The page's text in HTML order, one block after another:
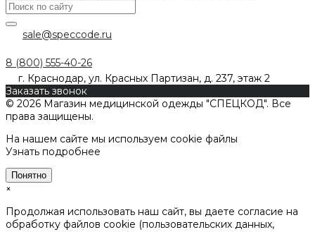
sale@speccode.ru
8 (800) 555-40-26
г. Краснодар, ул. Красных Партизан, д. 237, этаж 2
Заказать звонок
© 2026 Магазин медицинской одежды "СПЕЦКОД". Все
права защищены.
На нашем сайте мы используем cookie файлы
Узнать подробнее
Понятно
×
Продолжая использовать наш сайт, вы даете согласие на
обработку файлов cookie (пользовательских данных,